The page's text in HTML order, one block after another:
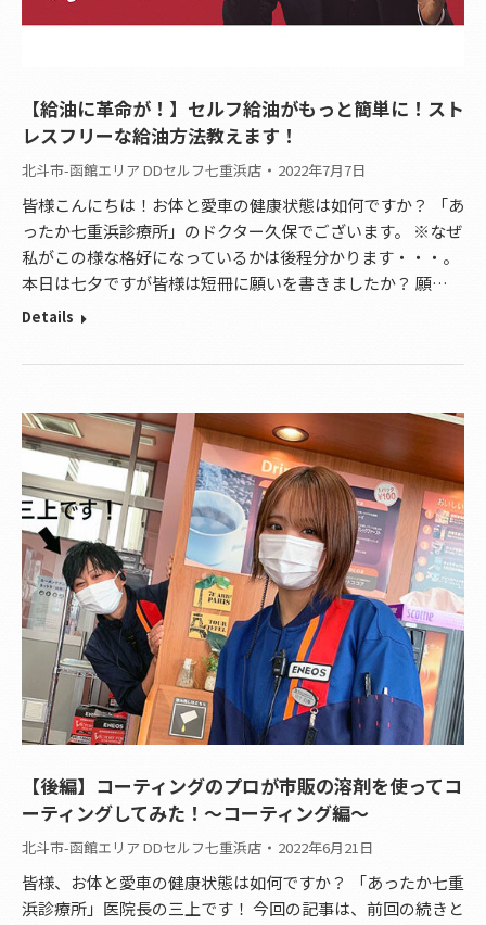
【給油に革命が！】セルフ給油がもっと簡単に！スト
レスフリーな給油方法教えます！
北斗市-函館エリア DDセルフ七重浜店 2022年7月7日
皆様こんにちは！お体と愛車の健康状態は如何ですか？ 「あ
ったか七重浜診療所」のドクター久保でございます。 ※なぜ
私がこの様な格好になっているかは後程分かります・・・。
本日は七夕ですが皆様は短冊に願いを書きましたか？ 願…
Details
【後編】コーティングのプロが市販の溶剤を使ってコ
ーティングしてみた！～コーティング編～
北斗市-函館エリア DDセルフ七重浜店 2022年6月21日
皆様、お体と愛車の健康状態は如何ですか？ 「あったか七重
浜診療所」医院長の三上です！ 今回の記事は、前回の続きと